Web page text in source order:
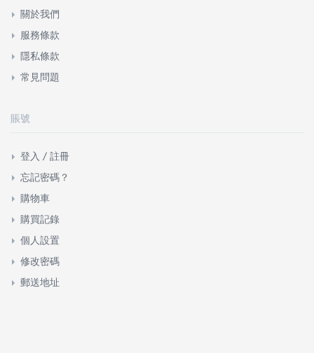
關於我們
服務條款
隱私條款
常見問題
賬號
登入 / 註冊
忘記密碼？
購物車
購買記錄
個人設置
修改密碼
郵送地址